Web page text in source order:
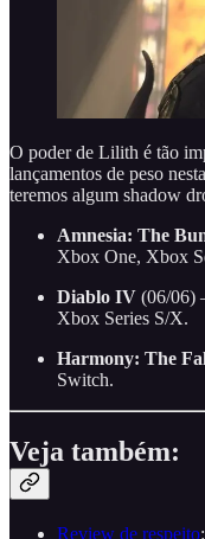
O poder de Lilith é tão
lançamentos de peso
teremos algum shadow
Amnesia: The
Xbox One, Xbox
Diablo IV (06/06)
Xbox Series S/X.
Harmony: The
Switch.
Veja também:
Review de respeito